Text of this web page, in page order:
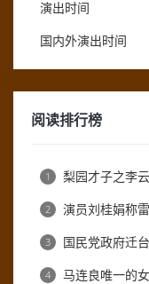
演出时间
国内外演出时间
阅读排行榜
1 梨园才子之李云
2 演员刘桂娟称
3 国民党政府迁
4 马连良唯一的